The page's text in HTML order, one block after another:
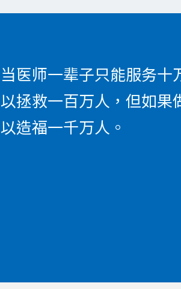
当医师一辈子只能服务十
以拯救一百万人，但如果
以造福一千万人。